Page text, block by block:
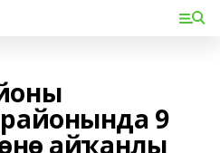
9
айҡанлы